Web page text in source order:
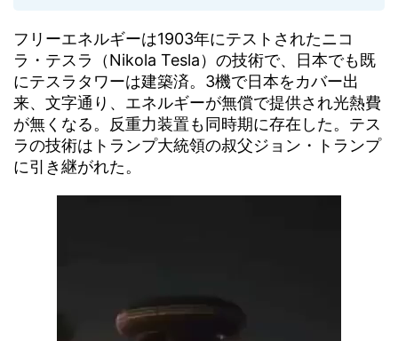
フリーエネルギーは1903年にテストされたニコ
ラ・テスラ（Nikola Tesla） の技術で、日本でも既
にテスラタワーは建築済。3機で日本をカバー出
来、文字通り、エネルギーが無償で提供され光熱費
が無くなる。反重力装置も同時期に存在した。テス
ラの技術はトランプ大統領の叔父ジョン・トランプ
に引き継がれた。